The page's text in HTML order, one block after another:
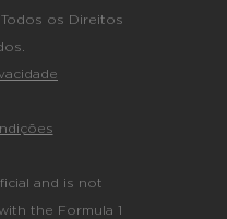
os Direitos
and is not
the Formula 1